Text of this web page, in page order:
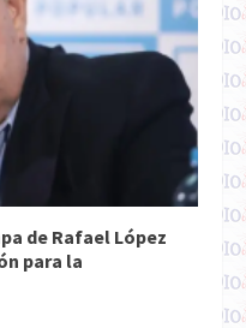
de Rafael López
para la